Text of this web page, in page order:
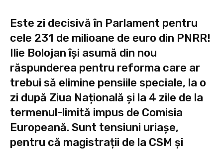
Este zi decisivă în Parlament pentru
cele 231 de milioane de euro din PNRR!
Ilie Bolojan își asumă din nou
răspunderea pentru reforma care ar
trebui să elimine pensiile speciale, la o
zi după Ziua Națională și la 4 zile de la
termenul-limită impus de Comisia
Europeană. Sunt tensiuni uriașe,
pentru că magistrații de la CSM și